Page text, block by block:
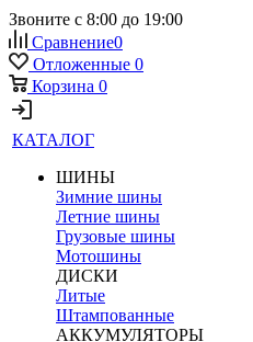
Звоните с 8:00 до 19:00
Сравнение0
Отложенные 0
Корзина 0
КАТАЛОГ
ШИНЫ
Зимние шины
Летние шины
Грузовые шины
Мотошины
ДИСКИ
Литые
Штампованные
АККУМУЛЯТОРЫ